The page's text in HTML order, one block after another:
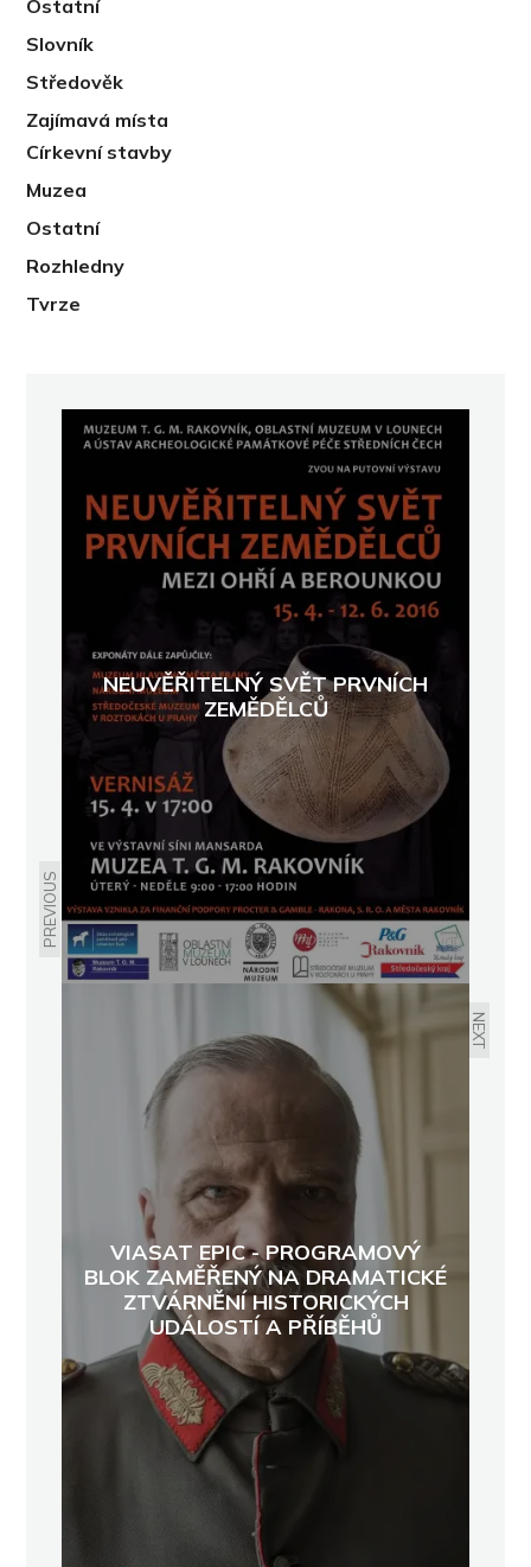
Ostatní
Slovník
Středověk
Zajímavá místa
Církevní stavby
Muzea
Ostatní
Rozhledny
Tvrze
PREVIOUS
NEUVĚŘITELNÝ SVĚT PRVNÍCH
ZEMĚDĚLCŮ
NEXT
VIASAT EPIC - PROGRAMOVÝ
BLOK ZAMĚŘENÝ NA DRAMATICKÉ
ZTVÁRNĚNÍ HISTORICKÝCH
UDÁLOSTÍ A PŘÍBĚHŮ